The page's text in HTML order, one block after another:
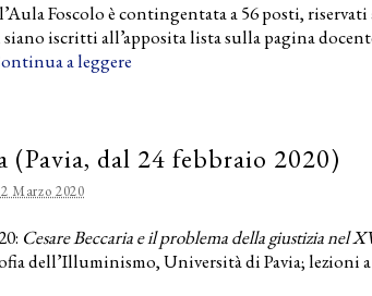
Foscolo è contingentata a 56 posti,
iscritti all’apposita lista sulla pagina
a leggere
(Pavia, dal 24 febbraio 2020)
Marzo 2020
Cesare Beccaria e il problema della giustizia nel
dell’Illuminismo, Università di Pavia; lezioni